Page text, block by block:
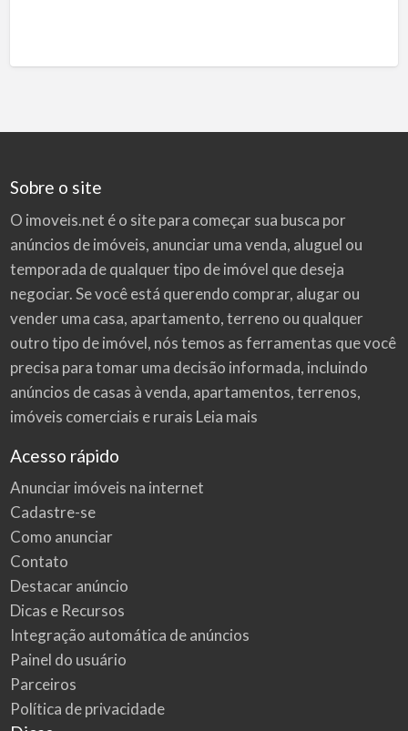
Sobre o site
O imoveis.net é o site para começar sua busca por
anúncios de imóveis, anunciar uma venda, aluguel ou
temporada de qualquer tipo de imóvel que deseja
negociar. Se você está querendo comprar, alugar ou
vender uma casa, apartamento, terreno ou qualquer
outro tipo de imóvel, nós temos as ferramentas que você
precisa para tomar uma decisão informada, incluindo
anúncios de casas à venda, apartamentos, terrenos,
imóveis comerciais e rurais Leia mais
Acesso rápido
Anunciar imóveis na internet
Cadastre-se
Como anunciar
Contato
Destacar anúncio
Dicas e Recursos
Integração automática de anúncios
Painel do usuário
Parceiros
Política de privacidade